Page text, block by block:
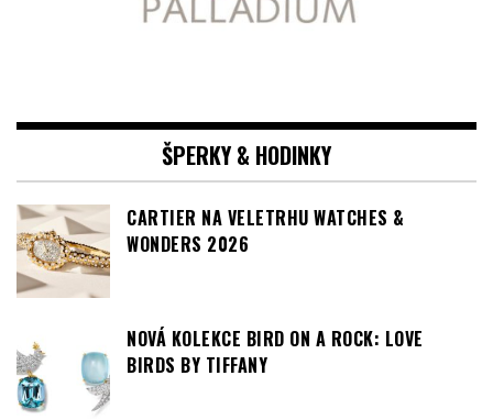
ŠPERKY & HODINKY
CARTIER NA VELETRHU WATCHES &
WONDERS 2026
NOVÁ KOLEKCE BIRD ON A ROCK: LOVE
BIRDS BY TIFFANY